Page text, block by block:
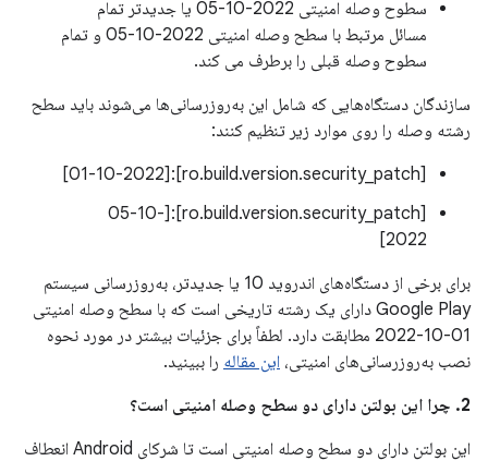
سطوح وصله امنیتی 2022-10-05 یا جدیدتر تمام
مسائل مرتبط با سطح وصله امنیتی 2022-10-05 و تمام
سطوح وصله قبلی را برطرف می کند.
سازندگان دستگاه‌هایی که شامل این به‌روزرسانی‌ها می‌شوند باید سطح
رشته وصله را روی موارد زیر تنظیم کنند:
[ro.build.version.security_patch]:[01-10-2022]
[ro.build.version.security_patch]:[05-10-
2022]
برای برخی از دستگاه‌های اندروید 10 یا جدیدتر، به‌روزرسانی سیستم
Google Play دارای یک رشته تاریخی است که با سطح وصله امنیتی
01-10-2022 مطابقت دارد. لطفاً برای جزئیات بیشتر در مورد نحوه
نصب به‌روزرسانی‌های امنیتی، این مقاله را ببینید.
2. چرا این بولتن دارای دو سطح وصله امنیتی است؟
این بولتن دارای دو سطح وصله امنیتی است تا شرکای Android انعطاف